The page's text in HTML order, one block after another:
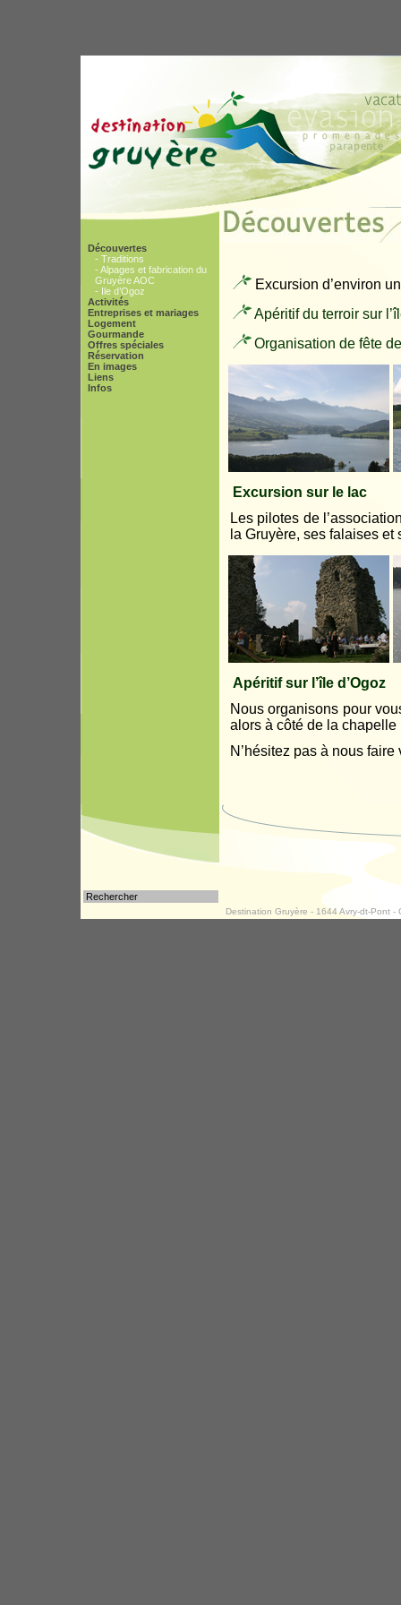
Découvertes
- Traditions
- Alpages et fabrication du
Gruyère AOC
- Ile d’Ogoz
Activités
Entreprises et mariages
Logement
Gourmande
Offres spéciales
Réservation
En images
Liens
Infos
Excursion d’environ
Apéritif du terroir sur
Organisation de fête
Excursion sur le lac
Les pilotes de
la Gruyère, ses falaises
Apéritif sur l’île d’Ogoz
Nous organisons pour
alors à côté de la
N’hésitez pas à nous
Destination Gruyère - 1644 Avry-dt-Pont